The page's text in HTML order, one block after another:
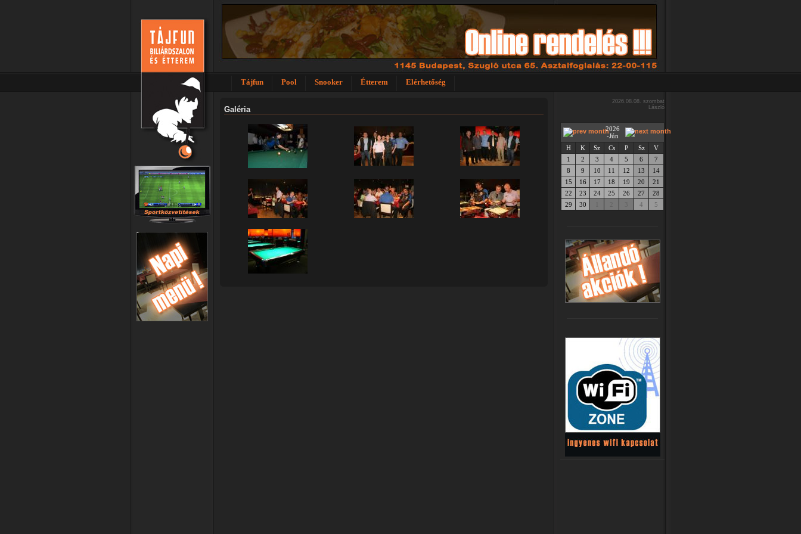
Tájfun Pool Snooker Étterem Elérhetőség
Galéria
2026.08.08. szombat
László
2026
-Jún
H
K Sz Cs P Sz
V
1
2 3 4 5 6
7
8
9 10 11 12 13
14
15
16 17 18 19 20
21
22
23 24 25 26 27
28
29
30 4 5